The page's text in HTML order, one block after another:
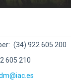
(34) 922 605 200
605 210